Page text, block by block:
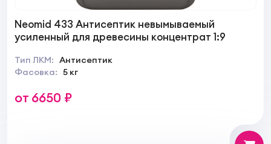
Neomid 433 Антисептик невымываемый
усиленный для древесины концентрат 1:9
Тип ЛКМ: Антисептик
Фасовка: 5 кг
от 6650 ₽